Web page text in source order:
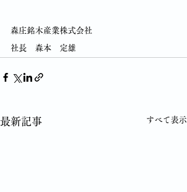
森庄銘木産業株式会社
社長　森本　定雄
最新記事 すべて表示